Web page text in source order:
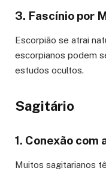
3. Fascínio por
Escorpião se atrai
escorpianos podem
estudos ocultos.
Sagitário
1. Conexão com
Muitos sagitarianos